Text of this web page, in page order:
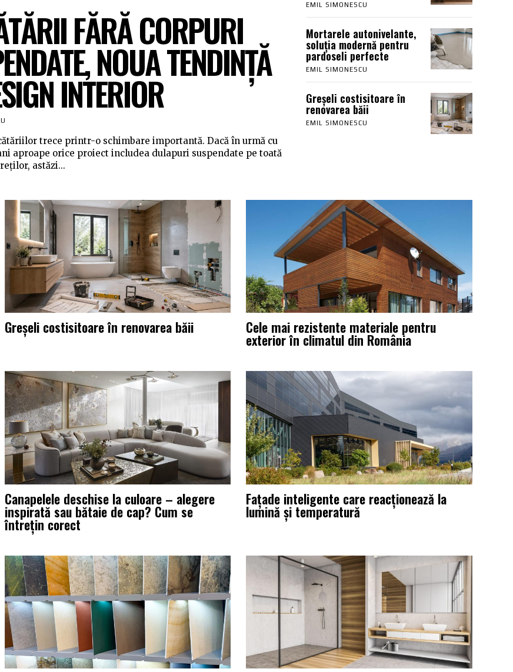
FĂRĂ CORPURI
NOUA TENDINȚĂ
INTERIOR
trece printr-o schimbare importantă. Dacă în urmă cu
aproape orice proiect includea dulapuri suspendate pe toată
astăzi...
EMIL SIMONESCU
Mortarele autonivelante,
soluția modernă pentru
pardoseli perfecte
EMIL SIMONESCU
Greșeli costisitoare în
renovarea băii
EMIL SIMONESCU
Greșeli costisitoare în renovarea băii Cele mai rezistente materiale pentru
exterior în climatul din România
Canapelele deschise la culoare – alegere
inspirată sau bătaie de cap? Cum se
întrețin corect
Fațade inteligente care reacționează la
lumină și temperatură